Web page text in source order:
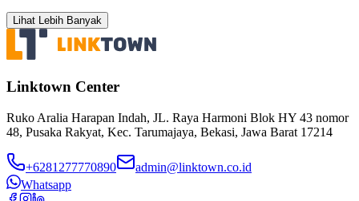
Lihat Lebih Banyak
Linktown Center
Ruko Aralia Harapan Indah, JL. Raya Harmoni Blok HY 43 nomor
48, Pusaka Rakyat, Kec. Tarumajaya, Bekasi, Jawa Barat 17214
+6281277770890
admin@linktown.co.id
Whatsapp